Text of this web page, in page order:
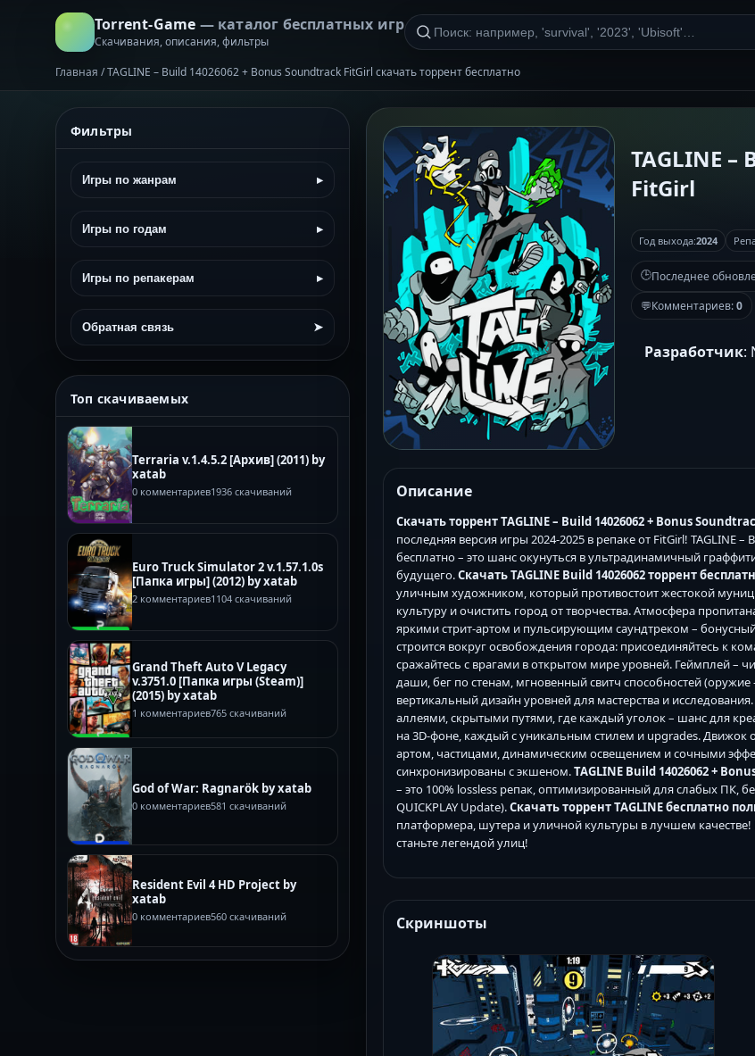
Torrent-Game — каталог бесплатных игр
Скачивания, описания, фильтры
Главная /TAGLINE – Build 14026062 + Bonus Soundtrack FitGirl скачать торрент бесплатно
Фильтры
Игры по жанрам ▸
Игры по годам ▸
Игры по репакерам ▸
Обратная связь ➤
Топ скачиваемых
Terraria v.1.4.5.2 [Архив] (2011) by
xatab
0 комментариев1936 скачиваний
Euro Truck Simulator 2 v.1.57.1.0s
[Папка игры] (2012) by xatab
2 комментариев1104 скачиваний
Grand Theft Auto V Legacy
v.3751.0 [Папка игры (Steam)]
(2015) by xatab
1 комментариев765 скачиваний
God of War: Ragnarök by xatab
0 комментариев581 скачиваний
Resident Evil 4 HD Project by
xatab
0 комментариев560 скачиваний
TAGLINE –
FitGirl
Год выхода:2024
🕒Последнее
💬Комментариев:0
Разработчик:
Описание
Скачать торрент TAGLINE – Build 14026062 + Bonus
последняя версия игры 2024-2025 в репаке от FitGirl! TAGLINE
бесплатно – это шанс окунуться в ультрадинамичный
будущего.Скачать TAGLINE Build 14026062 торрент
уличным художником, который противостоит жестокой
культуру и очистить город от творчества. Атмосфера
яркими стрит-артом и пульсирующим саундтреком –
строится вокруг освобождения города: присоединяйтесь к
сражайтесь с врагами в открытом мире уровней. Геймплей –
даши, бег по стенам, мгновенный свитч способностей
вертикальный дизайн уровней для мастерства и
аллеями, скрытыми путями, где каждый уголок – шанс для
на 3D-фоне, каждый с уникальным стилем и upgrades. Движок
артом, частицами, динамическим освещением и сочными
синхронизированы с экшеном.TAGLINE Build 14026062 +
– это 100% lossless репак, оптимизированный для слабых ПК,
QUICKPLAY Update).Скачать торрент TAGLINE бесплатно
платформера, шутера и уличной культуры в лучшем качестве!
станьте легендой улиц!
Скриншоты